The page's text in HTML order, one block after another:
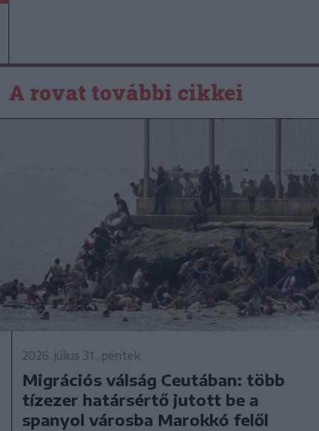
A rovat további cikkei
2026. július 31., péntek
Migrációs válság Ceutában: több
tízezer határsértő jutott be a
spanyol városba Marokkó felől